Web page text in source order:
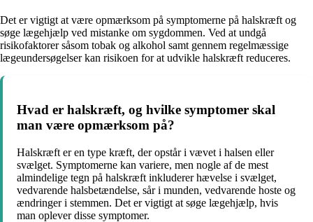
Det er vigtigt at være opmærksom på symptomerne på halskræft og
søge lægehjælp ved mistanke om sygdommen. Ved at undgå
risikofaktorer såsom tobak og alkohol samt gennem regelmæssige
lægeundersøgelser kan risikoen for at udvikle halskræft reduceres.
Hvad er halskræft, og hvilke symptomer skal
man være opmærksom på?
Halskræft er en type kræft, der opstår i vævet i halsen eller
svælget. Symptomerne kan variere, men nogle af de mest
almindelige tegn på halskræft inkluderer hævelse i svælget,
vedvarende halsbetændelse, sår i munden, vedvarende hoste og
ændringer i stemmen. Det er vigtigt at søge lægehjælp, hvis
man oplever disse symptomer.